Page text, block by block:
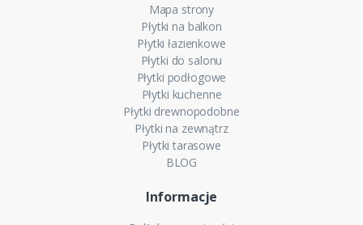
Mapa strony
Płytki na balkon
Płytki łazienkowe
Płytki do salonu
Płytki podłogowe
Płytki kuchenne
Płytki drewnopodobne
Płytki na zewnątrz
Płytki tarasowe
BLOG
Informacje